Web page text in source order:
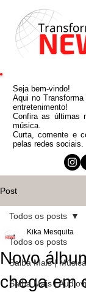
Seja bem-vindo!
Aqui no
entretenimento!
Confira as últimas
música.
Curta, comente e
pelas redes sociais.
Post
Todos os posts
Saiba Mais | Música
Saiba Mais |
Todos os posts
Novo
chega em
Kika Mesquita